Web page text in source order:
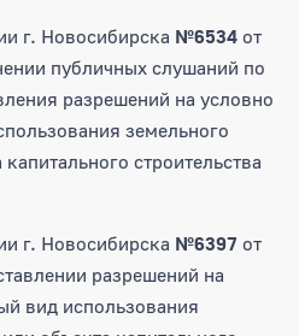
г. Новосибирска №6534 от
публичных слушаний по
разрешений на условно
земельного
строительства
г. Новосибирска №6397 от
разрешений на
вид использования